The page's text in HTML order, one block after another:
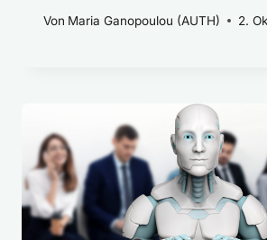
Von Maria Ganopoulou (AUTH) 2.